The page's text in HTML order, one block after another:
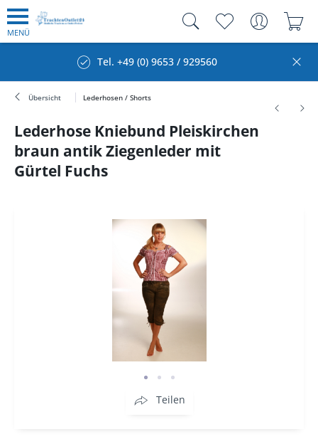
MENÜ
Tel. +49 (0) 9653 / 929560
Übersicht Lederhosen / Shorts
Lederhose Kniebund Pleiskirchen
braun antik Ziegenleder mit
Gürtel Fuchs
Teilen